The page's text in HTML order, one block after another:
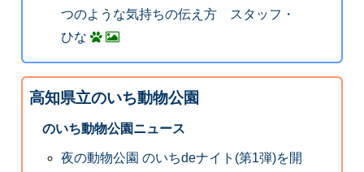
つのような気持ちの伝え方 スタッフ・
ひな
高知県立のいち動物公園
のいち動物公園ニュース
夜の動物公園 のいちdeナイト(第1弾)を開